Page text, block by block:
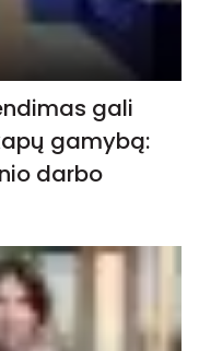
gali
gamybą:
darbo